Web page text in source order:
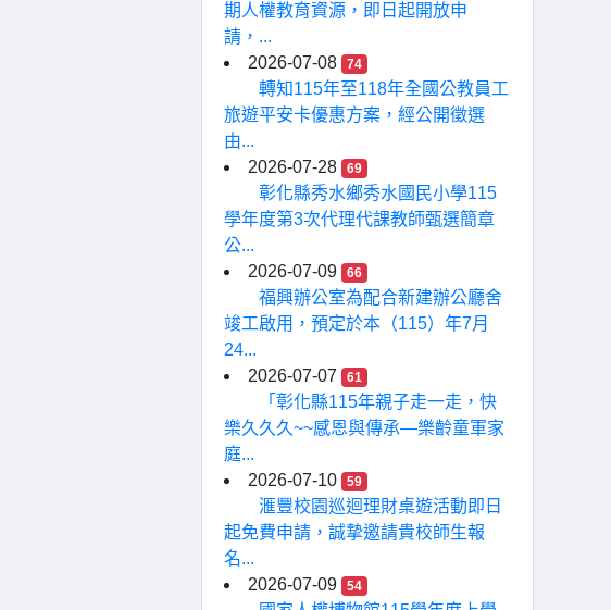
期人權教育資源，即日起開放申
請，...
2026-07-08
74
轉知115年至118年全國公教員工
旅遊平安卡優惠方案，經公開徵選
由...
2026-07-28
69
彰化縣秀水鄉秀水國民小學115
學年度第3次代理代課教師甄選簡章
公...
2026-07-09
66
福興辦公室為配合新建辦公廳舍
竣工啟用，預定於本（115）年7月
24...
2026-07-07
61
「彰化縣115年親子走一走，快
樂久久久~~感恩與傳承—樂齡童軍家
庭...
2026-07-10
59
滙豐校園巡迴理財桌遊活動即日
起免費申請，誠摯邀請貴校師生報
名...
2026-07-09
54